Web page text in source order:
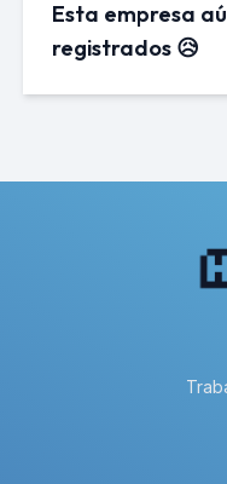
Esta empresa
registrados 😥